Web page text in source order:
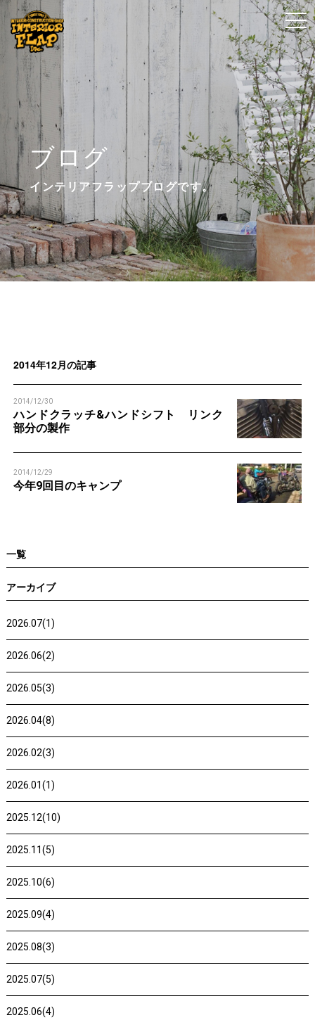
ブログ
インテリアフラップブログです。
2014年12月の記事
2014/12/30
ハンドクラッチ&ハンドシフト リンク
部分の製作
2014/12/29
今年9回目のキャンプ
一覧
アーカイブ
2026.07(1)
2026.06(2)
2026.05(3)
2026.04(8)
2026.02(3)
2026.01(1)
2025.12(10)
2025.11(5)
2025.10(6)
2025.09(4)
2025.08(3)
2025.07(5)
2025.06(4)
t
o
g
g
l
e
n
a
v
i
g
a
t
t
o
g
g
l
e
n
a
v
i
g
a
t